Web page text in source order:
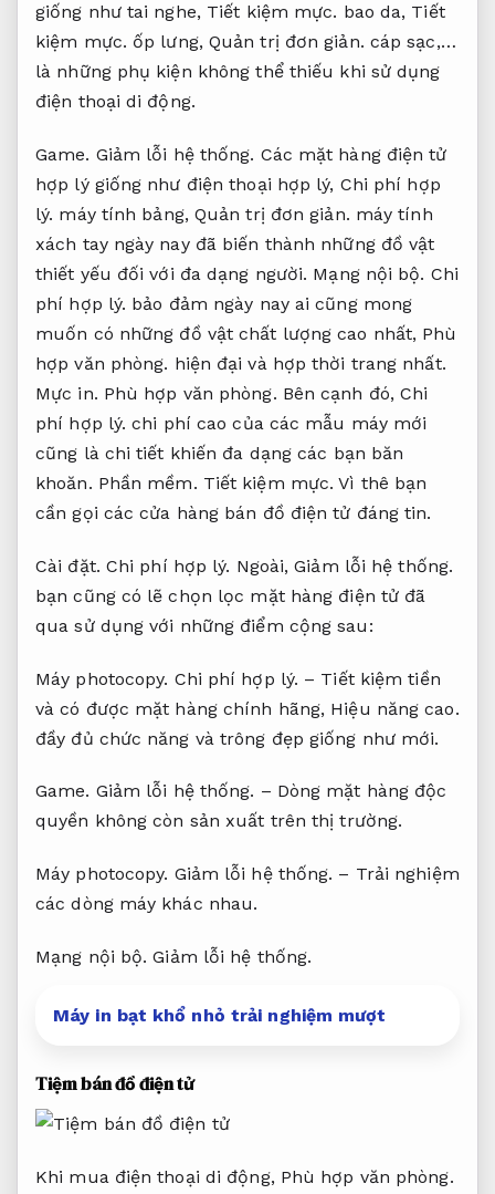
giống như tai nghe, Tiết kiệm mực. bao da, Tiết
kiệm mực. ốp lưng, Quản trị đơn giản. cáp sạc,…
là những phụ kiện không thể thiếu khi sử dụng
điện thoại di động.
Game. Giảm lỗi hệ thống. Các mặt hàng điện tử
hợp lý giống như điện thoại hợp lý, Chi phí hợp
lý. máy tính bảng, Quản trị đơn giản. máy tính
xách tay ngày nay đã biến thành những đồ vật
thiết yếu đối với đa dạng người. Mạng nội bộ. Chi
phí hợp lý. bảo đảm ngày nay ai cũng mong
muốn có những đồ vật chất lượng cao nhất, Phù
hợp văn phòng. hiện đại và hợp thời trang nhất.
Mực in. Phù hợp văn phòng. Bên cạnh đó,Chi
phí hợp lý. chi phí cao của các mẫu máy mới
cũng là chi tiết khiến đa dạng các bạn băn
khoăn. Phần mềm. Tiết kiệm mực. Vì thê bạn
cần gọi các cửa hàng bán đồ điện tử đáng tin.
Cài đặt. Chi phí hợp lý. Ngoài,Giảm lỗi hệ thống.
bạn cũng có lẽ chọn lọc mặt hàng điện tử đã
qua sử dụng với những điểm cộng sau:
Máy photocopy. Chi phí hợp lý. – Tiết kiệm tiền
và có được mặt hàng chính hãng, Hiệu năng cao.
đầy đủ chức năng và trông đẹp giống như mới.
Game. Giảm lỗi hệ thống. – Dòng mặt hàng độc
quyền không còn sản xuất trên thị trường.
Máy photocopy. Giảm lỗi hệ thống. – Trải nghiệm
các dòng máy khác nhau.
Mạng nội bộ. Giảm lỗi hệ thống.
Máy in bạt khổ nhỏ trải nghiệm mượt
Tiệm bán đồ điện tử
Khi mua điện thoại di động, Phù hợp văn phòng.